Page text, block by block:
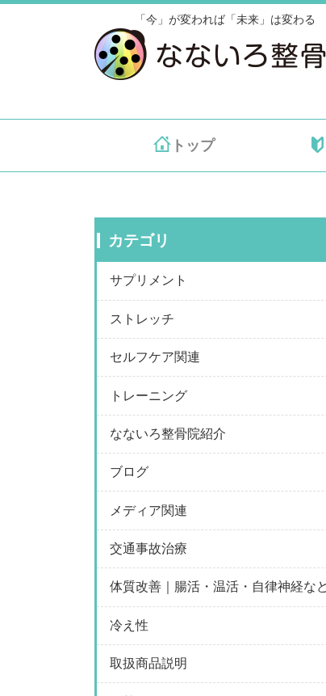
「今」が変われば「未来」は変わる
トップ
カテゴリ
サプリメント
ストレッチ
セルフケア関連
トレーニング
なないろ整骨院紹介
ブログ
メディア関連
交通事故治療
体質改善｜腸活・温活・自律神経な
冷え性
取扱商品説明